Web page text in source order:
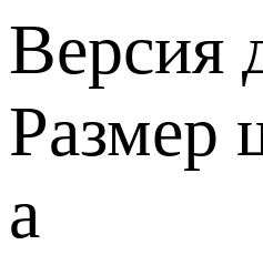
Версия
Размер
a